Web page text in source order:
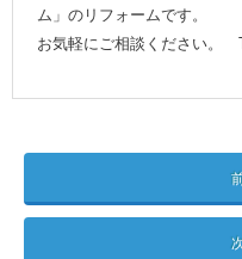
ム」のリフォームです。
お気軽にご相談ください。